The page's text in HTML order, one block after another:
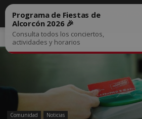
Inicio Comunidad
Comunidad Noticias
Programa de Fiestas de
Alcorcón 2026 🎉
Consulta todos los conciertos,
actividades y horarios